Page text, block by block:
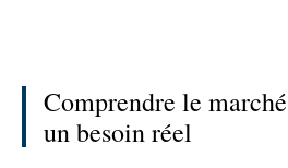
Comprendre le
un besoin réel